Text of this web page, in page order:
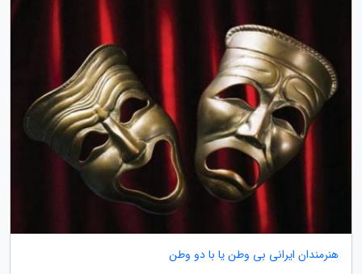
هنرمندان ایرانی بی وطن یا با دو وطن